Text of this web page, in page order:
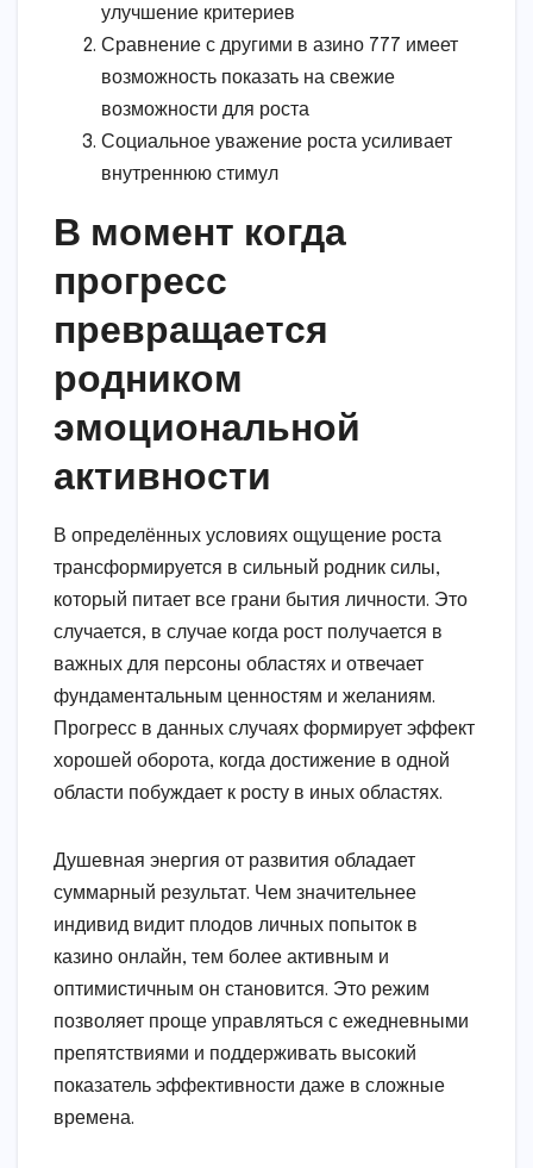
улучшение критериев
Сравнение с другими в азино 777 имеет
возможность показать на свежие
возможности для роста
Социальное уважение роста усиливает
внутреннюю стимул
В момент когда
прогресс
превращается
родником
эмоциональной
активности
В определённых условиях ощущение роста
трансформируется в сильный родник силы,
который питает все грани бытия личности. Это
случается, в случае когда рост получается в
важных для персоны областях и отвечает
фундаментальным ценностям и желаниям.
Прогресс в данных случаях формирует эффект
хорошей оборота, когда достижение в одной
области побуждает к росту в иных областях.
Душевная энергия от развития обладает
суммарный результат. Чем значительнее
индивид видит плодов личных попыток в
казино онлайн, тем более активным и
оптимистичным он становится. Это режим
позволяет проще управляться с ежедневными
препятствиями и поддерживать высокий
показатель эффективности даже в сложные
времена.